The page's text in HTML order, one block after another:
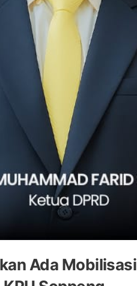
Ada Mobilisasi